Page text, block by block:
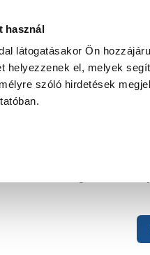
használ
látogatásakor Ön
helyezzenek el, melyek
szóló hirdetések